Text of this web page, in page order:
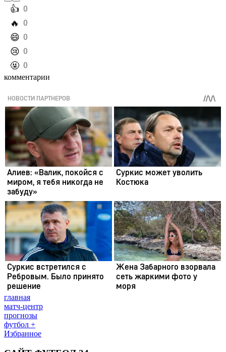
️👍 0
️🔥 0
️😄 0
️😢 0
️🤬 0
комментарии
главная
матч-центр
прогнозы
футбол +
Избранное